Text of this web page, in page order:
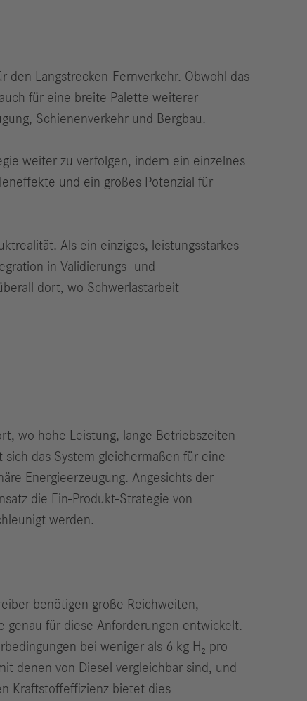
den Langstrecken-Fernverkehr. Obwohl das
für eine breite Palette weiterer
Schienenverkehr und Bergbau.
weiter zu verfolgen, indem ein einzelnes
und ein großes Potenzial für
Als ein einziges, leistungsstarkes
in Validierungs- und
dort, wo Schwerlastarbeit
wo hohe Leistung, lange Betriebszeiten
das System gleichermaßen für eine
Energieerzeugung. Angesichts der
die Ein-Produkt-Strategie von
werden.
benötigen große Reichweiten,
genau für diese Anforderungen entwickelt.
bei weniger als 6 kg H₂ pro
denen von Diesel vergleichbar sind, und
Kraftstoffeffizienz bietet dies